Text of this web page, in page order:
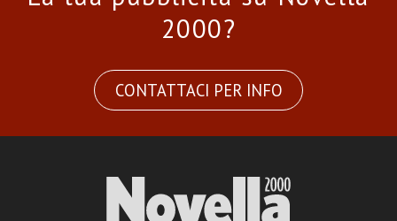
2000?
CONTATTACI PER INFO